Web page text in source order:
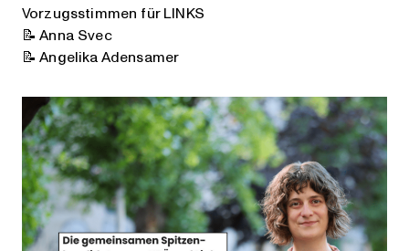
Vorzugsstimmen für LINKS
📝 Anna Svec
📝 Angelika Adensamer